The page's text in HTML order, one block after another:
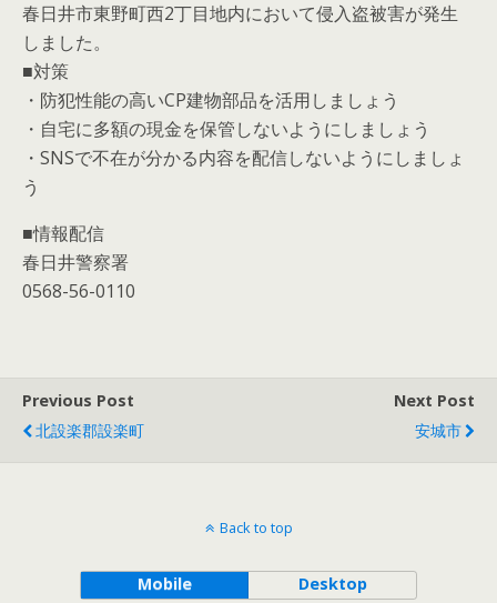
春日井市東野町西2丁目地内において侵入盗被害が発生
しました。
■対策
・防犯性能の高いCP建物部品を活用しましょう
・自宅に多額の現金を保管しないようにしましょう
・SNSで不在が分かる内容を配信しないようにしましょ
う
■情報配信
春日井警察署
0568-56-0110
Previous Post
北設楽郡設楽町
Next Post
安城市
Back to top
Mobile Desktop